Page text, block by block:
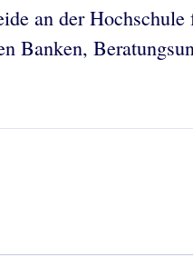
an der
Banken,